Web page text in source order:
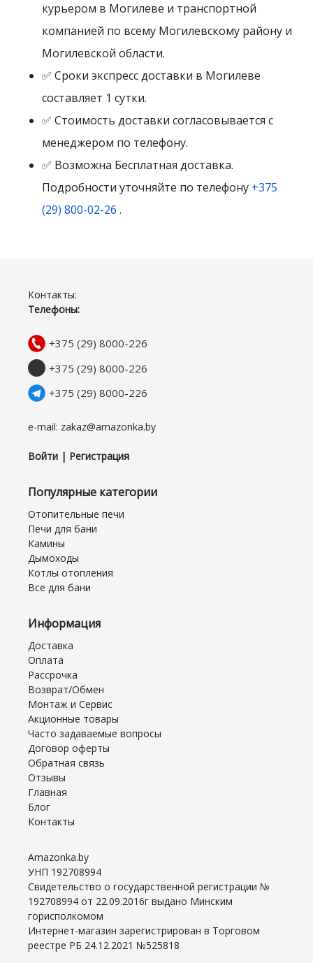
курьером в Могилеве и транспортной
компанией по всему Могилевскому району и
Могилевской области.
✅ Сроки экспресс доставки в Могилеве
составляет 1 сутки.
✅ Стоимость доставки согласовывается с
менеджером по телефону.
✅ Возможна Бесплатная доставка.
Подробности уточняйте по телефону +375
(29) 800-02-26 .
Контакты:
Телефоны:
+375 (29) 8000-226
+375 (29) 8000-226
+375 (29) 8000-226
e-mail: zakaz@amazonka.by
Войти | Регистрация
Популярные категории
Отопительные печи
Печи для бани
Камины
Дымоходы
Котлы отопления
Все для бани
Информация
Доставка
Оплата
Рассрочка
Возврат/Обмен
Монтаж и Сервис
Акционные товары
Часто задаваемые вопросы
Договор оферты
Обратная связь
Отзывы
Главная
Блог
Контакты
Amazonka.by
УНП 192708994
Свидетельство о государственной регистрации №
192708994 от 22.09.2016г выдано Минским
горисполкомом
Интернет-магазин зарегистрирован в Торговом
реестре РБ 24.12.2021 №525818